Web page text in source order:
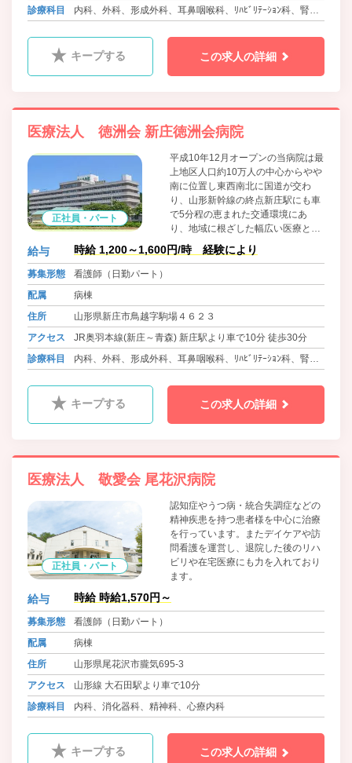
診療科目
内科、外科、形成外科、耳鼻咽喉科、ﾘﾊﾋﾞﾘﾃｰｼｮﾝ科、腎透
キープする この求人の詳細
医療法人 徳洲会 新庄徳洲会病院
正社員・パート
平成10年12月オープンの当病院は最
上地区人口約10万人の中心からやや
南に位置し東西南北に国道が交わ
り、山形新幹線の終点新庄駅にも車
で5分程の恵まれた交通環境にあ
り、地域に根ざした幅広い医療と福
祉を目指しています。四方を名峰、
霊峰に囲まれた新庄最上地方は、古
現在でも豊かな田園風景の広がる典
もるエリアですが、除雪がしっかり
しているので車の運転も不安がない
です。
給与 時給 1,200～1,600円/時 経験により
募集形態
看護師（日勤パート）
配属
病棟
住所
山形県新庄市鳥越字駒場４６２３
アクセス
JR奥羽本線(新庄～青森) 新庄駅より車で10分 徒歩30分
診療科目
内科、外科、形成外科、耳鼻咽喉科、ﾘﾊﾋﾞﾘﾃｰｼｮﾝ科、腎透
キープする この求人の詳細
医療法人 敬愛会 尾花沢病院
正社員・パート
認知症やうつ病・統合失調症などの
精神疾患を持つ患者様を中心に治療
を行っています。またデイケアや訪
問看護を運営し、退院した後のリハ
ビリや在宅医療にも力を入れており
ます。
給与 時給 時給1,570円～
募集形態
看護師（日勤パート）
配属
病棟
住所
山形県尾花沢市朧気695-3
アクセス
山形線 大石田駅より車で10分
診療科目
内科、消化器科、精神科、心療内科
キープする この求人の詳細